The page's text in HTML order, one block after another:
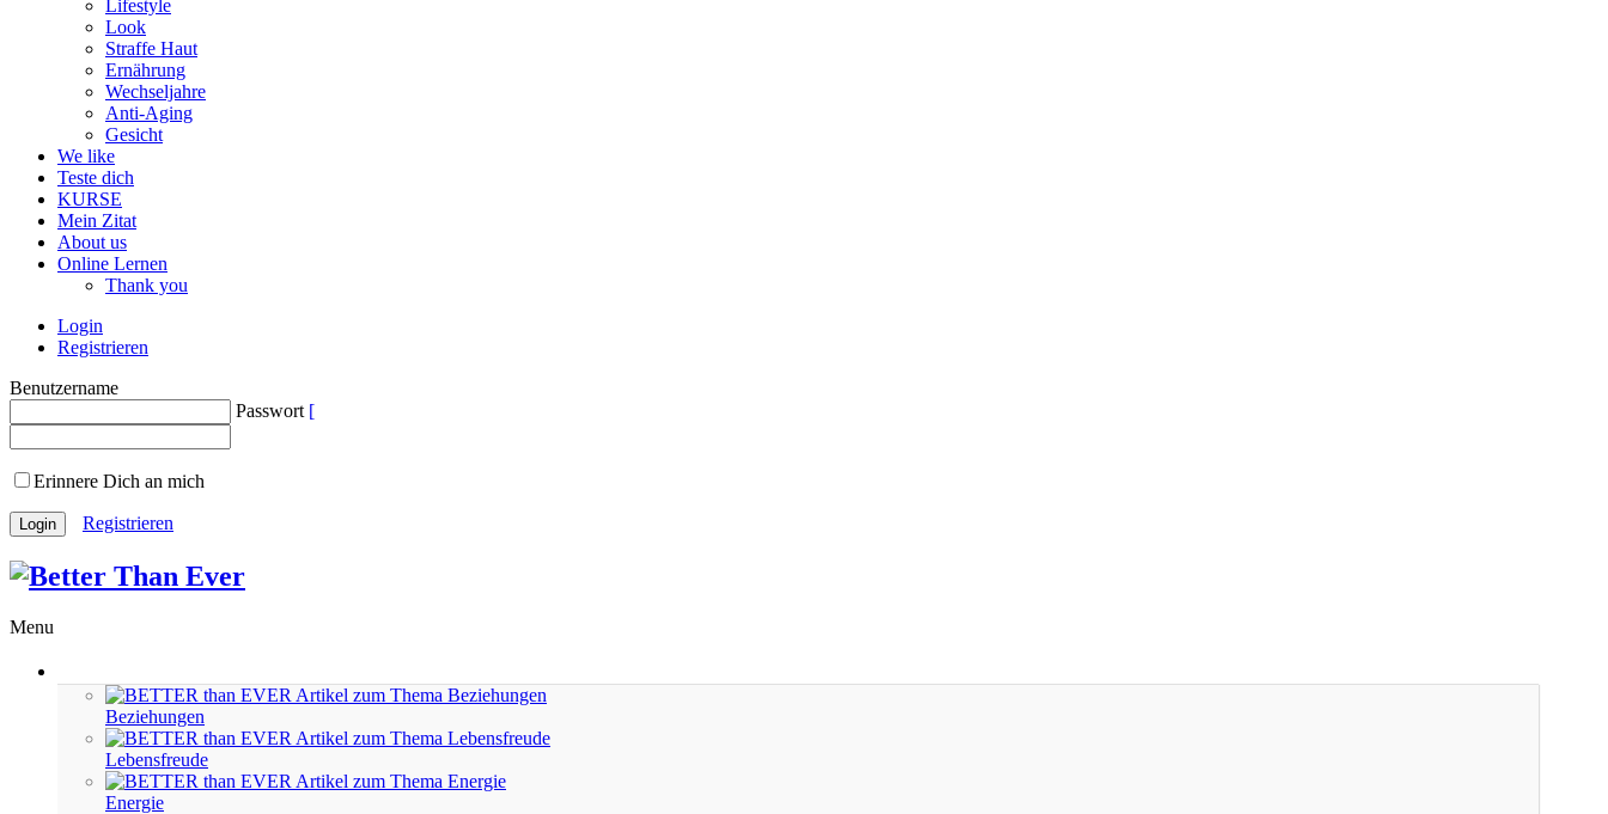
Lifestyle
Look
Straffe Haut
Ernährung
Wechseljahre
Anti-Aging
Gesicht
We like
Teste dich
KURSE
Mein Zitat
About us
Online Lernen
Thank you
Login
Registrieren
Benutzername
Passwort
Erinnere Dich an mich
Registrieren
Menu
Beziehungen
Lebensfreude
Energie